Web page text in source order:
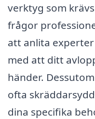
verktyg som
frågor
att anlita
med att ditt
händer.
ofta
dina specifika